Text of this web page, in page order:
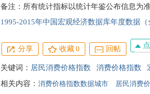
备注：所有统计指标以统计年鉴公布信息为
1995-2015年中国宏观经济数据库年度数据
分享 收藏0 回帖
关键词： 居民消费价格指数 消费价格指数
相关内容： 消费价格指数数据城市 居民消费